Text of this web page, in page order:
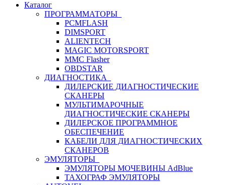
Каталог
ПРОГРАММАТОРЫ
PCMFLASH
DIMSPORT
ALIENTECH
MAGIC MOTORSPORT
MMC Flasher
OBDSTAR
ДИАГНОСТИКА
ДИЛЕРСКИЕ ДИАГНОСТИЧЕСКИЕ
СКАНЕРЫ
МУЛЬТИМАРОЧНЫЕ
ДИАГНОСТИЧЕСКИЕ СКАНЕРЫ
ДИЛЕРСКОЕ ПРОГРАММНОЕ
ОБЕСПЕЧЕНИЕ
КАБЕЛИ ДЛЯ ДИАГНОСТИЧЕСКИХ
СКАНЕРОВ
ЭМУЛЯТОРЫ
ЭМУЛЯТОРЫ МОЧЕВИНЫ АdBlue
ТАХОГРАФ ЭМУЛЯТОРЫ